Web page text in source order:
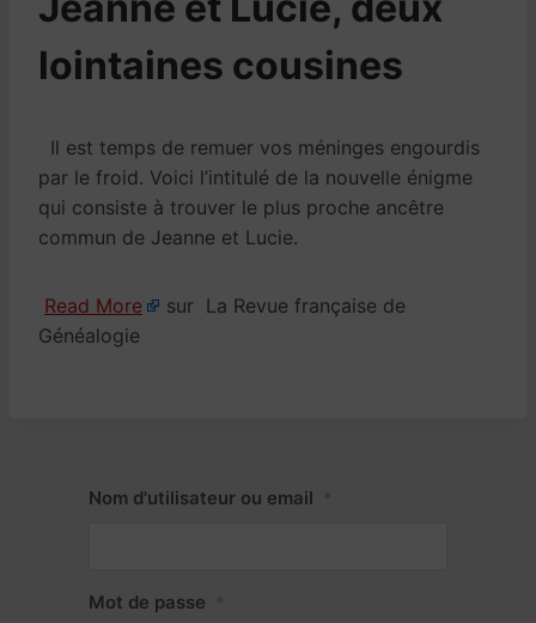
lointaines cousines
Il est temps de remuer vos méninges engourdis
par le froid. Voici l’intitulé de la nouvelle énigme
qui consiste à trouver le plus proche ancêtre
commun de Jeanne et Lucie.
Read More
sur La Revue française de
Généalogie
Nom d'utilisateur ou email
Mot de passe